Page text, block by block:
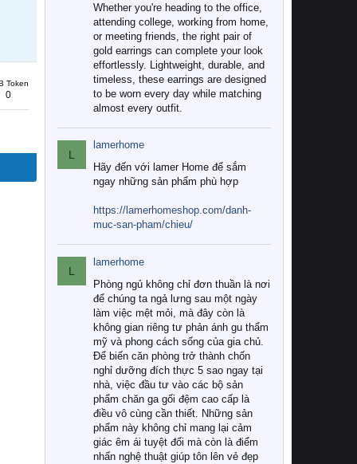
Token
0
Whether you're heading to the office,
attending college, working from home,
or meeting friends, the right pair of
gold earrings can complete your look
effortlessly. Lightweight, durable, and
timeless, these earrings are designed
to be worn every day while matching
almost every outfit.
L
lamerhome
Hãy đến với lamer Home để sắm
ngay những sản phẩm phù hợp
https://lamerhomeshop.com/danh-
muc-san-pham/chieu/
L
lamerhome
Phòng ngủ không chỉ đơn thuần là nơi
để chúng ta ngả lưng sau một ngày
làm việc mệt mỏi, mà đây còn là
không gian riêng tư phản ánh gu thẩm
mỹ và phong cách sống của gia chủ.
Để biến căn phòng trở thành chốn
nghỉ dưỡng đích thực 5 sao ngay tại
nhà, việc đầu tư vào các bộ sản
phẩm chăn ga gối đệm cao cấp là
điều vô cùng cần thiết. Những sản
phẩm này không chỉ mang lại cảm
giác êm ái tuyệt đối mà còn là điểm
nhấn nghệ thuật giúp tôn lên vẻ đẹp